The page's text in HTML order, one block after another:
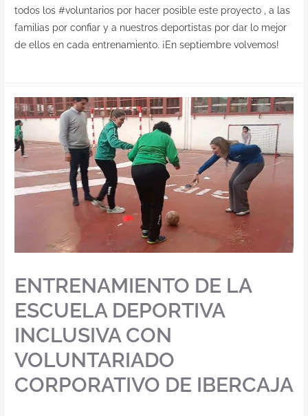
todos los #voluntarios por hacer posible este proyecto , a las
familias por confiar y a nuestros deportistas por dar lo mejor
de ellos en cada entrenamiento. ¡En septiembre volvemos!
ENTRENAMIENTO DE LA
ESCUELA DEPORTIVA
INCLUSIVA CON
VOLUNTARIADO
CORPORATIVO DE IBERCAJA